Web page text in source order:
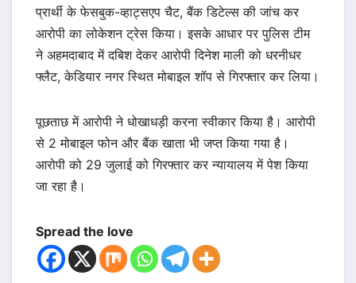
प्रार्थी के फेसबुक-व्हाट्सएप चैट, बैंक डिटेल्स की जांच कर
आरोपी का लोकेशन ट्रेस किया। इसके आधार पर पुलिस टीम
ने अहमदाबाद में दबिश देकर आरोपी दिनेश माली को धरनीधर
फ्लैट, केडियार नगर स्थित मोबाइल शॉप से गिरफ्तार कर लिया।
पूछताछ में आरोपी ने धोखाधड़ी करना स्वीकार किया है। आरोपी
से 2 मोबाइल फोन और बैंक खाता भी जप्त किया गया है।
आरोपी को 29 जुलाई को गिरफ्तार कर न्यायालय में पेश किया
जा रहा है।
Spread the love